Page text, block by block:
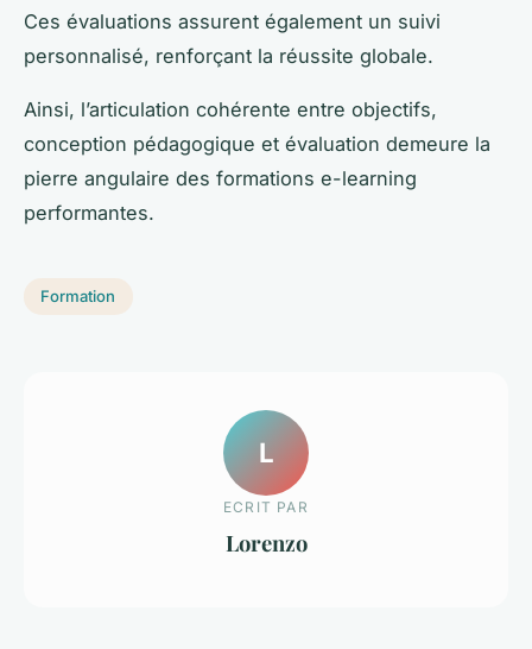
Ces évaluations assurent également un suivi
personnalisé, renforçant la réussite globale.
Ainsi, l’articulation cohérente entre objectifs,
conception pédagogique et évaluation demeure la
pierre angulaire des formations e-learning
performantes.
Formation
L
ECRIT PAR
Lorenzo